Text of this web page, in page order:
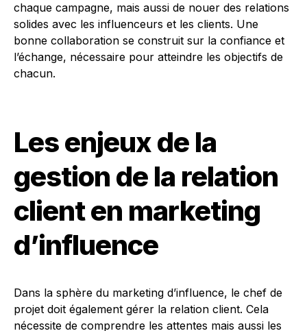
chaque campagne, mais aussi de nouer des relations
solides avec les influenceurs et les clients. Une
bonne collaboration se construit sur la confiance et
l’échange, nécessaire pour atteindre les objectifs de
chacun.
Les enjeux de la
gestion de la relation
client en marketing
d’influence
Dans la sphère du marketing d’influence, le chef de
projet doit également gérer la relation client. Cela
nécessite de comprendre les attentes mais aussi les